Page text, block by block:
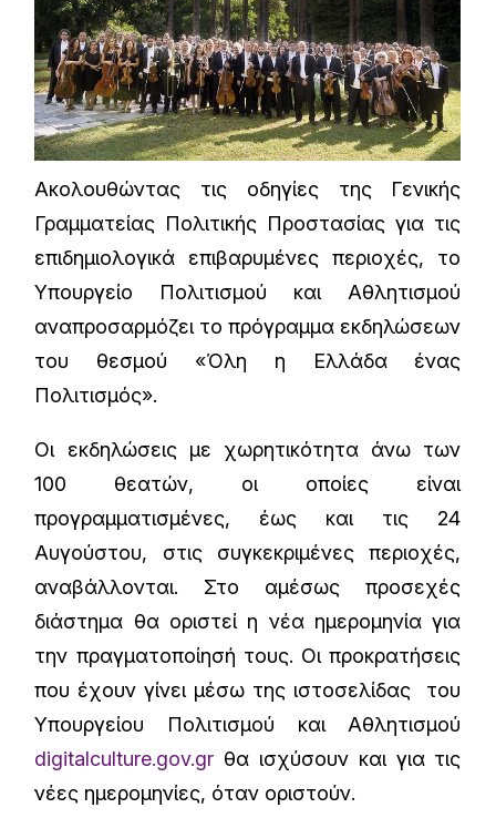
Ακολουθώντας τις οδηγίες της Γενικής
Γραμματείας Πολιτικής Προστασίας για τις
επιδημιολογικά επιβαρυμένες περιοχές, το
Υπουργείο Πολιτισμού και Αθλητισμού
αναπροσαρμόζει το πρόγραμμα εκδηλώσεων
του θεσμού «Όλη η Ελλάδα ένας
Πολιτισμός».
Οι εκδηλώσεις με χωρητικότητα άνω των
100 θεατών, οι οποίες είναι
προγραμματισμένες, έως και τις 24
Αυγούστου, στις συγκεκριμένες περιοχές,
αναβάλλονται. Στο αμέσως προσεχές
διάστημα θα οριστεί η νέα ημερομηνία για
την πραγματοποίησή τους. Οι προκρατήσεις
που έχουν γίνει μέσω της ιστοσελίδας του
Υπουργείου Πολιτισμού και Αθλητισμού
digitalculture.gov.gr θα ισχύσουν και για τις
νέες ημερομηνίες, όταν οριστούν.